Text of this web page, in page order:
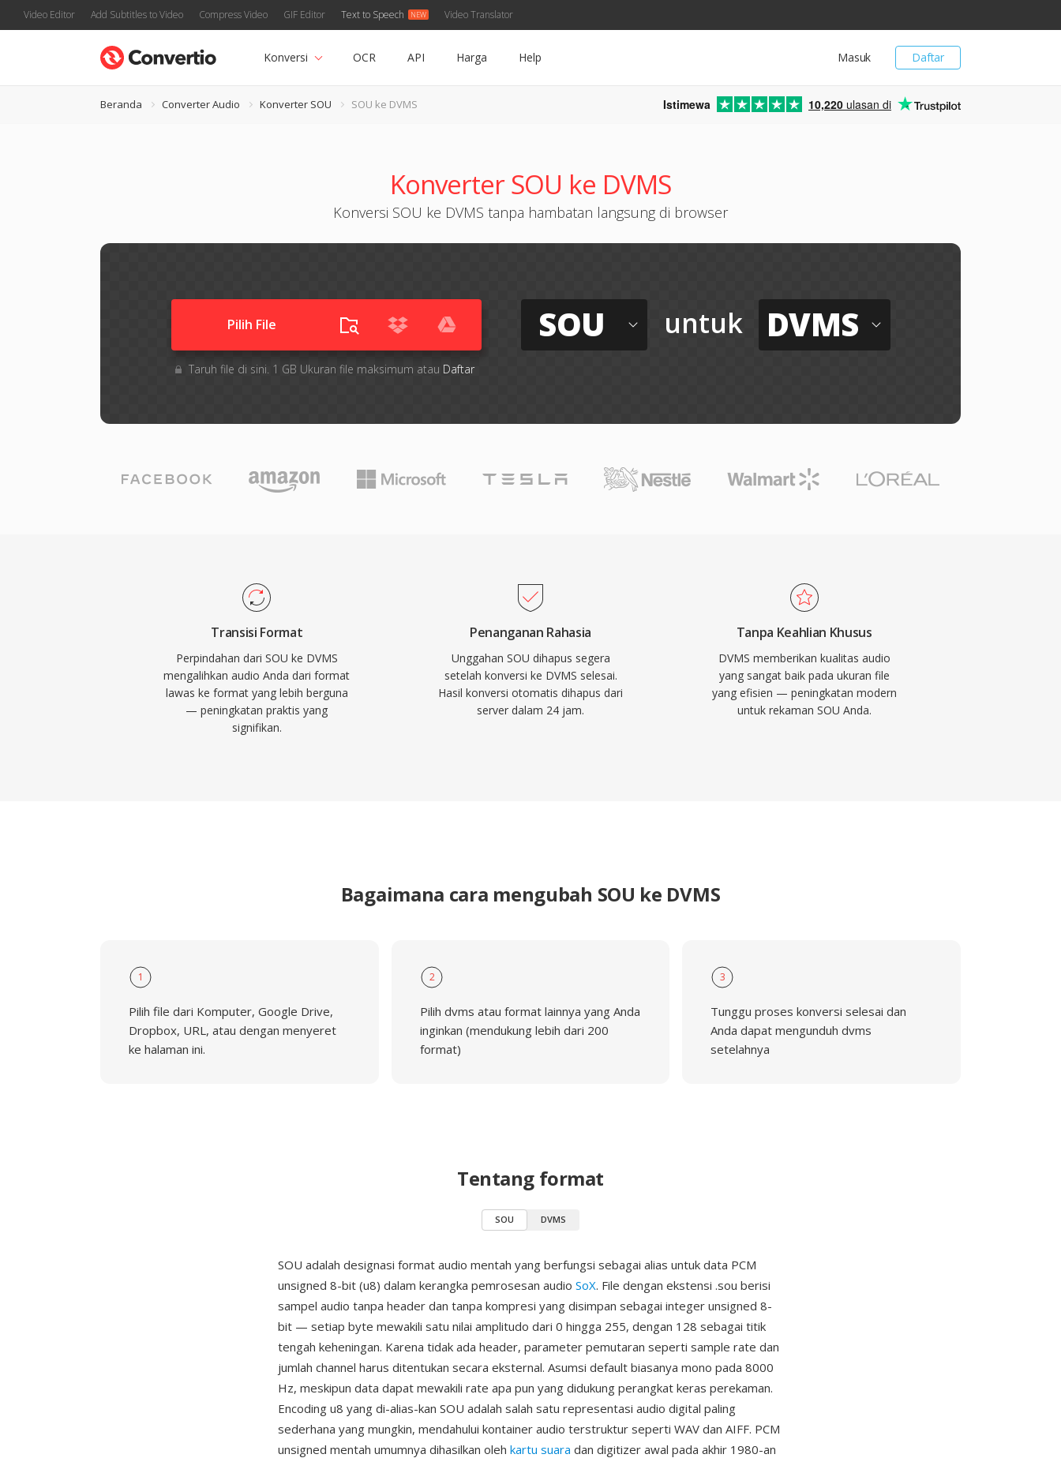
Video Editor Add Subtitles to Video Compress Video GIF Editor Text to Speech Video Translator
Daftar
Masuk
Konversi OCR API Harga Help
Beranda Converter Audio Konverter SOU SOU ke DVMS Istimewa 10,220 ulasan di
Konverter SOU ke DVMS
Konversi SOU ke DVMS tanpa hambatan langsung di browser
Pilih File
Taruh file di sini. 1 GB Ukuran file maksimum atau Daftar
SOU untuk DVMS
Transisi Format
Perpindahan dari SOU ke DVMS
mengalihkan audio Anda dari format
lawas ke format yang lebih berguna
— peningkatan praktis yang
signifikan.
Penanganan Rahasia
Unggahan SOU dihapus segera
setelah konversi ke DVMS selesai.
Hasil konversi otomatis dihapus dari
server dalam 24 jam.
Tanpa Keahlian Khusus
DVMS memberikan kualitas audio
yang sangat baik pada ukuran file
yang efisien — peningkatan modern
untuk rekaman SOU Anda.
Bagaimana cara mengubah SOU ke DVMS
1
Pilih file dari Komputer, Google Drive,
Dropbox, URL, atau dengan menyeret
ke halaman ini.
2
Pilih dvms atau format lainnya yang Anda
inginkan (mendukung lebih dari 200
format)
3
Tunggu proses konversi selesai dan
Anda dapat mengunduh dvms
setelahnya
Tentang format
SOU DVMS
SOU adalah designasi format audio mentah yang berfungsi sebagai alias untuk data PCM
unsigned 8-bit (u8) dalam kerangka pemrosesan audio SoX. File dengan ekstensi .sou berisi
sampel audio tanpa header dan tanpa kompresi yang disimpan sebagai integer unsigned 8-
bit — setiap byte mewakili satu nilai amplitudo dari 0 hingga 255, dengan 128 sebagai titik
tengah keheningan. Karena tidak ada header, parameter pemutaran seperti sample rate dan
jumlah channel harus ditentukan secara eksternal. Asumsi default biasanya mono pada 8000
Hz, meskipun data dapat mewakili rate apa pun yang didukung perangkat keras perekaman.
Encoding u8 yang di-alias-kan SOU adalah salah satu representasi audio digital paling
sederhana yang mungkin, mendahului kontainer audio terstruktur seperti WAV dan AIFF. PCM
unsigned mentah umumnya dihasilkan oleh kartu suara dan digitizer awal pada akhir 1980-an